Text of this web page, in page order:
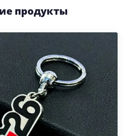
продукты